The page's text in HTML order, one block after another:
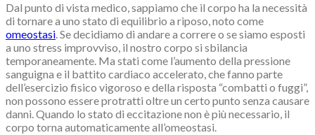
Dal punto di vista medico, sappiamo che il corpo ha la necessità
di tornare a uno stato di equilibrio a riposo, noto come
omeostasi. Se decidiamo di andare a correre o se siamo esposti
a uno stress improvviso, il nostro corpo si sbilancia
temporaneamente. Ma stati come l’aumento della pressione
sanguigna e il battito cardiaco accelerato, che fanno parte
dell’esercizio fisico vigoroso e della risposta “combatti o fuggi”,
non possono essere protratti oltre un certo punto senza causare
danni. Quando lo stato di eccitazione non è più necessario, il
corpo torna automaticamente all’omeostasi.